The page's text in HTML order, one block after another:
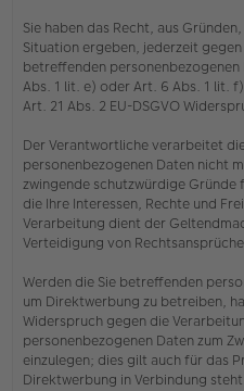
Sie haben das Recht, aus
Situation ergeben, jederzeit
betreffenden
Abs. 1 lit. e) oder Art. 6 Abs. 1 lit.
Art. 21 Abs. 2 EU-DSGVO
Der Verantwortliche verarbeitet
personenbezogenen Daten nicht
zwingende schutzwürdige Gründe
die Ihre Interessen, Rechte und
Verarbeitung dient der
Verteidigung von
Werden die Sie betreffenden
um Direktwerbung zu betreiben,
Widerspruch gegen die
personenbezogenen Daten zum
einzulegen; dies gilt auch für das
Direktwerbung in Verbindung